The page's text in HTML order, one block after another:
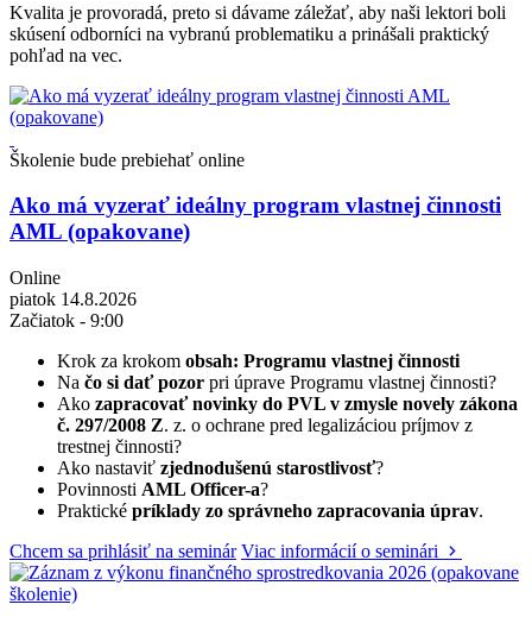
Kvalita je provoradá, preto si dávame záležať, aby naši lektori boli
skúsení odborníci na vybranú problematiku a prinášali praktický
pohľad na vec.
Školenie bude prebiehať online
Ako má vyzerať ideálny program vlastnej činnosti
AML (opakovane)
Online
piatok 14.8.2026
Začiatok - 9:00
Krok za krokom obsah: Programu vlastnej činnosti
Na čo si dať pozor pri úprave Programu vlastnej činnosti?
Ako zapracovať novinky do PVL v zmysle novely zákona
č. 297/2008 Z. z. o ochrane pred legalizáciou príjmov z
trestnej činnosti?
Ako nastaviť zjednodušenú starostlivosť?
Povinnosti AML Officer-a?
Praktické príklady zo správneho zapracovania úprav.
Chcem sa prihlásiť na seminár Viac informácií o seminári